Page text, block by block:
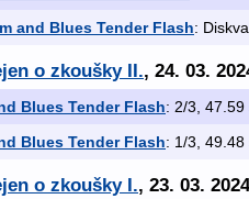
and Blues Tender Flash:
o zkoušky II., 24. 03.
Blues Tender Flash: 2/3,
Blues Tender Flash: 1/3,
o zkoušky I., 23. 03. 2024